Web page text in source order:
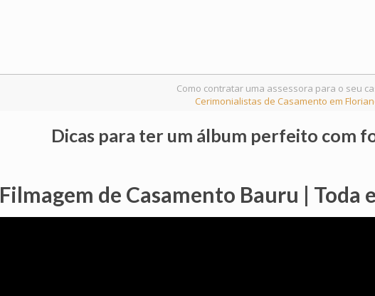
Como contratar uma assessora para o seu
Cerimonialistas de Casamento em
Dicas para ter um álbum perfeito com
Filmagem de Casamento Bauru | Toda